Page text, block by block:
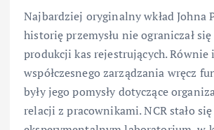
Najbardziej oryginalny wkład Johna
historię przemysłu nie ograniczał
produkcji kas rejestrujących. Równie
współczesnego zarządzania wręcz
były jego pomysły dotyczące
relacji z pracownikami. NCR stało